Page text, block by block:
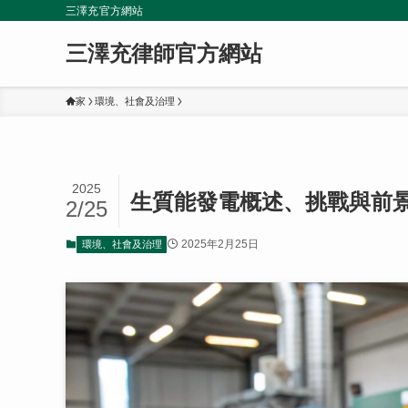
三澤充官方網站
三澤充律師官方網站
家 環境、社會及治理
生質能發電概述、挑戰與前
2025
2/25
環境、社會及治理 2025年2月25日